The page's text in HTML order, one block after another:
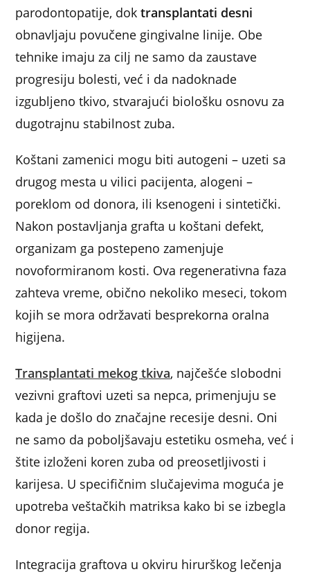
parodontopatije, doktransplantati desni
obnavljaju povučene gingivalne linije. Obe
tehnike imaju za cilj ne samo da zaustave
progresiju bolesti, već i da nadoknade
izgubljeno tkivo, stvarajući biološku osnovu za
dugotrajnu stabilnost zuba.
Koštani zamenici mogu biti autogeni – uzeti sa
drugog mesta u vilici pacijenta, alogeni –
poreklom od donora, ili ksenogeni i sintetički.
Nakon postavljanja grafta u koštani defekt,
organizam ga postepeno zamenjuje
novoformiranom kosti. Ova regenerativna faza
zahteva vreme, obično nekoliko meseci, tokom
kojih se mora održavati besprekorna oralna
higijena.
Transplantati mekog tkiva, najčešće slobodni
vezivni graftovi uzeti sa nepca, primenjuju se
kada je došlo do značajne recesije desni. Oni
ne samo da poboljšavaju estetiku osmeha, već i
štite izloženi koren zuba od preosetljivosti i
karijesa. U specifičnim slučajevima moguća je
upotreba veštačkih matriksa kako bi se izbegla
donor regija.
Integracija graftova u okviru hirurškog lečenja